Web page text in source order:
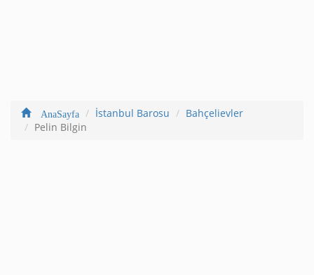
AnaSayfa İstanbul Barosu
Bahçelievler
Pelin Bilgin